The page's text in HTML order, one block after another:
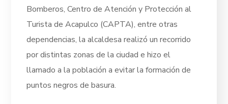
Bomberos, Centro de Atención y Protección al
Turista de Acapulco (CAPTA), entre otras
dependencias, la alcaldesa realizó un recorrido
por distintas zonas de la ciudad e hizo el
llamado a la población a evitar la formación de
puntos negros de basura.